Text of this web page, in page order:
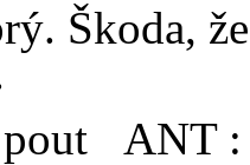
Škoda,
ANT